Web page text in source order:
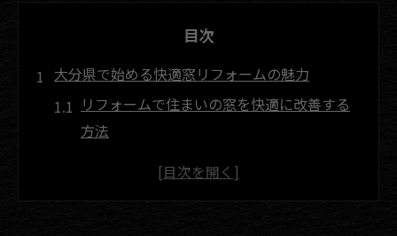
目次
大分県で始める快適窓リフォームの魅力
リフォームで住まいの窓を快適に改善する
方法
格子窓リフォームがもたらす安心な暮らし